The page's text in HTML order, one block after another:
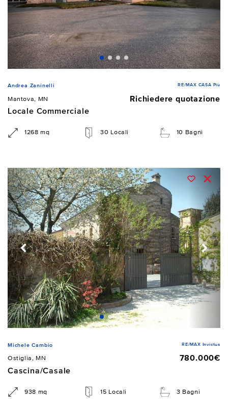
Andrea Zaninelli RE/MAX CASA Più
Mantova, MN
Richiedere quotazione
Locale Commerciale
1268 mq 30 Locali 10 Bagni
Michele Cambio RE/MAX Invictus
Ostiglia, MN
780.000€
Cascina/Casale
938 mq 15 Locali 3 Bagni